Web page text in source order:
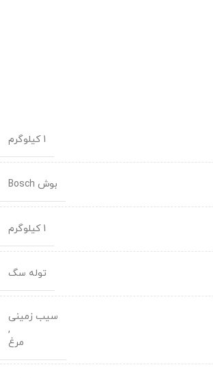
1 کیلوگرم
بوش Bosch
1 کیلوگرم
توله سگ
سیب زمینی
,
مرغ